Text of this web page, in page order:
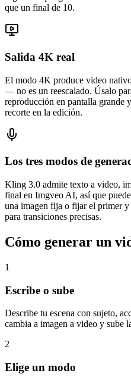
que un final de 10.
Salida 4K real
El modo 4K produce video
— no es un reescalado. Úsalo
reproducción en pantalla grande
recorte en la edición.
Los tres modos de
Kling 3.0 admite texto a video,
final en Imgveo AI, así que
una imagen fija o fijar el primer
para transiciones precisas.
Cómo generar un
1
Escribe o sube
Describe tu escena con sujeto,
cambia a imagen a video y sube
2
Elige un modo